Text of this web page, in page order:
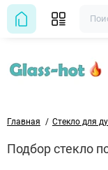
Главная Стекло для
Подбор стекло